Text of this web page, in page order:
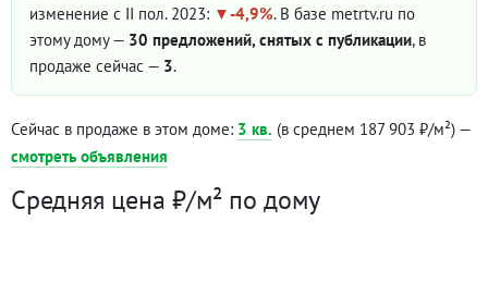
изменение с II пол. 2023:
-4,9%. В базе metrtv.ru по
этому дому — 30 предложений, снятых с публикации, в
продаже сейчас — 3.
Сейчас в продаже в этом доме: 3 кв. (в среднем 187 903 ₽/м²) —
смотреть объявления
Средняя цена ₽/м² по дому